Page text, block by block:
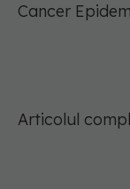
Cancer
Articolul